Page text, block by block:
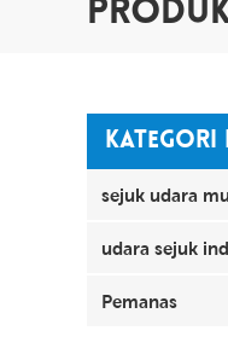
sejuk udara
udara sejuk
Pemanas